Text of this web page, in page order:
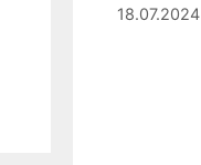
18.07.2024